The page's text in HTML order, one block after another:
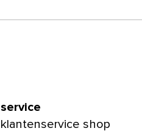
service
klantenservice shop